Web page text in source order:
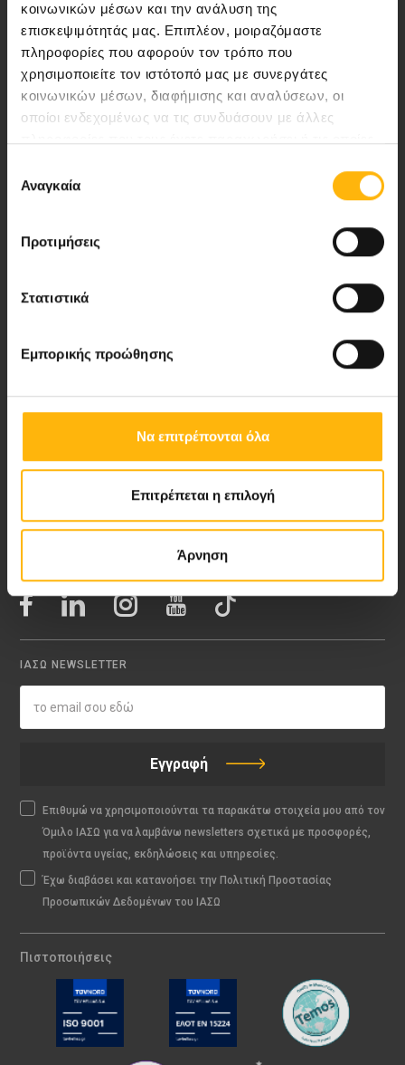
κοινωνικών μέσων και την ανάλυση της
επισκεψιμότητάς μας. Επιπλέον, μοιραζόμαστε
πληροφορίες που αφορούν τον τρόπο που
χρησιμοποιείτε τον ιστότοπό μας με συνεργάτες
κοινωνικών μέσων, διαφήμισης και αναλύσεων, οι
οποίοι ενδεχομένως να τις συνδυάσουν με άλλες
των υπηρεσιών τους.
συγκατάθεσης
Αναγκαία
Προτιμήσεις
Στατιστικά
Εμπορικής προώθησης
Να επιτρέπονται όλα
Επιτρέπεται η επιλογή
Άρνηση
Περιοχή Ιατρών
Εκδηλώσεις
151 23 Μαρούσι, Αθήνα Τηλ. Κέντρο: 210 61 84 000
Επικοινωνία
Video Gallery
My Life Magazine
ΙΑΣΩ NEWSLETTER
Εγγραφή
Επιθυμώ να χρησιμοποιούνται τα παρακάτω στοιχεία μου από τον
Όμιλο ΙΑΣΩ για να λαμβάνω newsletters σχετικά με προσφορές,
προϊόντα υγείας, εκδηλώσεις και υπηρεσίες.
Έχω διαβάσει και κατανοήσει την Πολιτική Προστασίας
Προσωπικών Δεδομένων του ΙΑΣΩ
Πιστοποιήσεις